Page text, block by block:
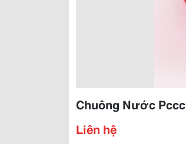
Chuông Nước Pccc
Liên hệ